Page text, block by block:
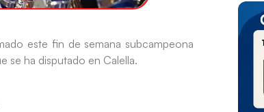
este fin de semana subcampeona
se ha disputado en Calella.